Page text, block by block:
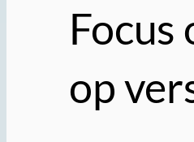
Focus
op